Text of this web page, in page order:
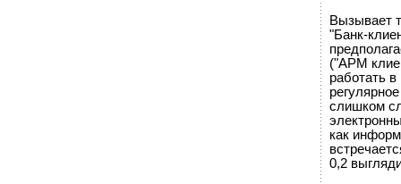
Вызывает
"Банк-
("АРМ
работать
слишком
как
0,2